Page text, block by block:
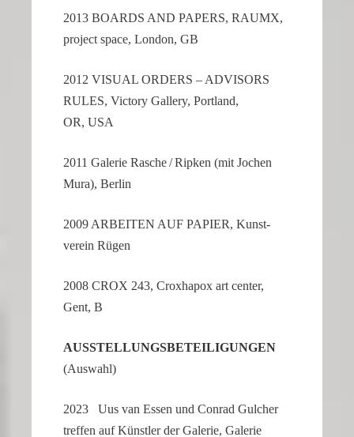
2013 BOARDS AND PAPERS, RAUMX,
project space, London, GB
2012 VISUAL ORDERS – ADVISORS
RULES, Victory Gallery, Portland,
OR, USA
2011 Galerie Rasche / Ripken (mit Jochen
Mura), Berlin
2009 ARBEITEN AUF PAPIER, Kunst­
verein Rügen
2008 CROX 243, Croxh­apox art center,
Gent, B
AUSSTEL­LUNGS­BE­TEI­LI­GUNGEN
(Auswahl)
2023 Uus van Essen und Conrad Gulcher
treffen auf Künstler der Galerie, Galerie